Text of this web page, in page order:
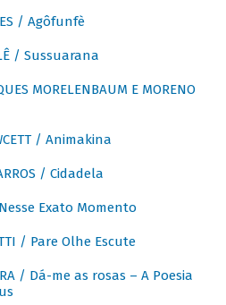
/ Agôfunfè
/ Sussuarana
MORELENBAUM E MORENO
/ Animakina
/ Cidadela
Exato Momento
/ Pare Olhe Escute
/ Dá-me as rosas – A Poesia